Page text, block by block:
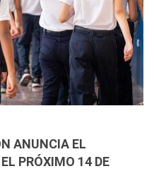
ANUNCIA EL
PRÓXIMO 14 DE